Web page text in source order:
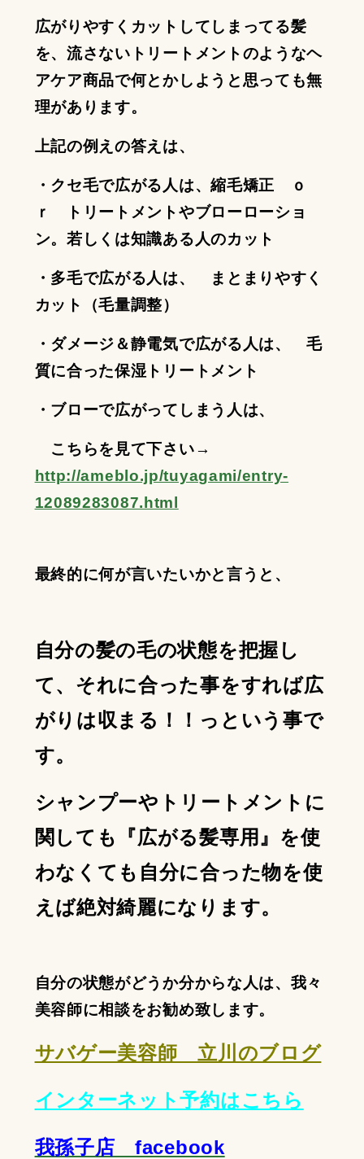
広がりやすくカットしてしまってる髪
を、流さないトリートメントのようなヘ
アケア商品で何とかしようと思っても無
理があります。
上記の例えの答えは、
・クセ毛で広がる人は、縮毛矯正 ｏ
ｒ トリートメントやブローローショ
ン。若しくは知識ある人のカット
・多毛で広がる人は、 まとまりやすく
カット（毛量調整）
・ダメージ＆静電気で広がる人は、 毛
質に合った保湿トリートメント
・ブローで広がってしまう人は、
こちらを見て下さい→
http://ameblo.jp/tuyagami/entry-
12089283087.html
最終的に何が言いたいかと言うと、
自分の髪の毛の状態を把握し
て、それに合った事をすれば広
がりは収まる！！っという事で
す。
シャンプーやトリートメントに
関しても『広がる髪専用』を使
わなくても自分に合った物を使
えば絶対綺麗になります。
自分の状態がどうか分からな人は、我々
美容師に相談をお勧め致します。
サバゲー美容師 立川のブログ
インターネット予約はこちら
我孫子店 facebook